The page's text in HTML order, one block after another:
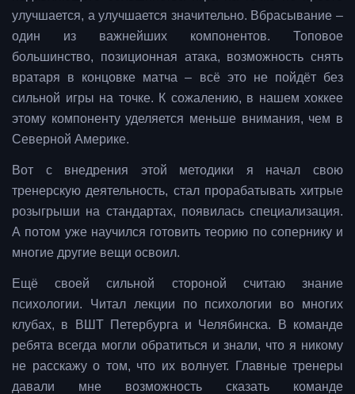
улучшается, а улучшается значительно. Вбрасывание –
один из важнейших компонентов. Топовое
большинство, позиционная атака, возможность снять
вратаря в концовке матча – всё это не пойдёт без
сильной игры на точке. К сожалению, в нашем хоккее
этому компоненту уделяется меньше внимания, чем в
Северной Америке.
Вот с внедрения этой методики я начал свою
тренерскую деятельность, стал прорабатывать хитрые
розыгрыши на стандартах, появилась специализация.
А потом уже научился готовить теорию по сопернику и
многие другие вещи освоил.
Ещё своей сильной стороной считаю знание
психологии. Читал лекции по психологии во многих
клубах, в ВШТ Петербурга и Челябинска. В команде
ребята всегда могли обратиться и знали, что я никому
не расскажу о том, что их волнует. Главные тренеры
давали мне возможность сказать команде